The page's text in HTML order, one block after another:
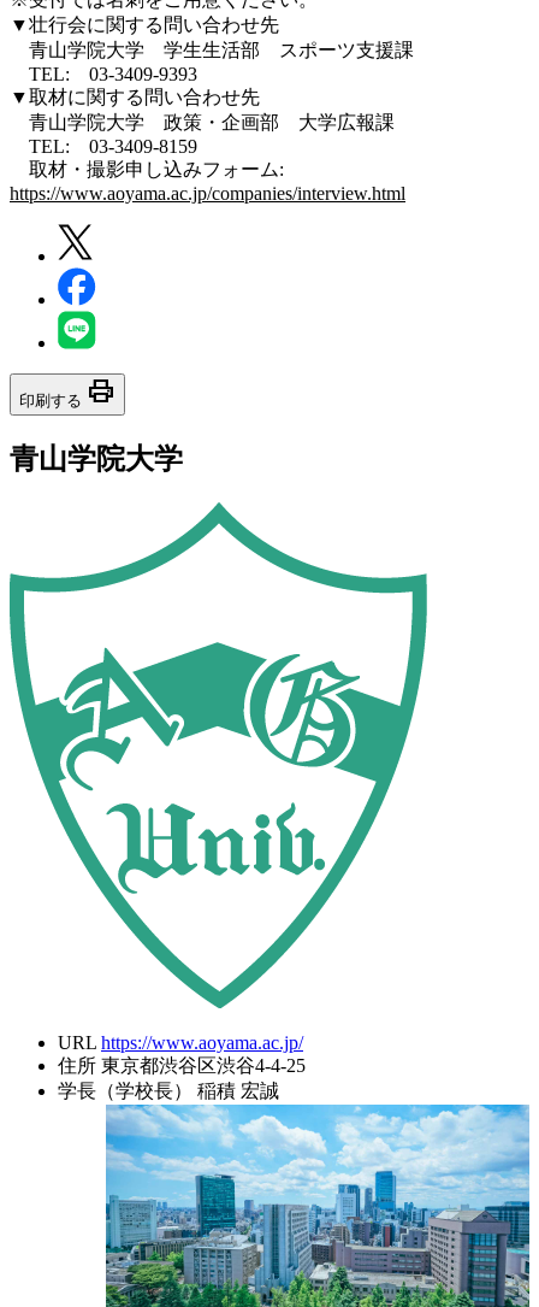
▼壮行会に関する問い合わせ先
青山学院大学 学生生活部 スポーツ支援課
TEL: 03-3409-9393
▼取材に関する問い合わせ先
青山学院大学 政策・企画部 大学広報課
TEL: 03-3409-8159
取材・撮影申し込みフォーム:
https://www.aoyama.ac.jp/companies/interview.html
印刷する print
青山学院大学
URL https://www.aoyama.ac.jp/
住所 東京都渋谷区渋谷4-4-25
学長（学校長）
稲積 宏誠